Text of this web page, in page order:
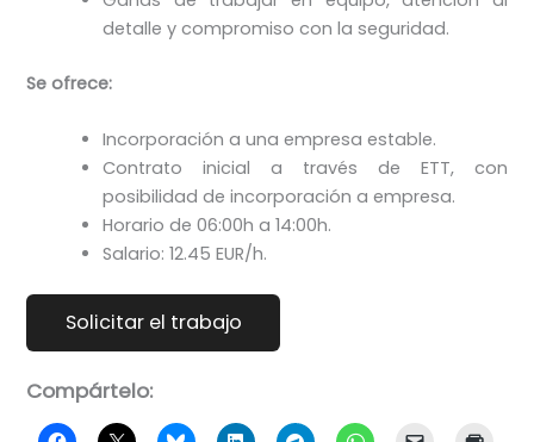
detalle y compromiso con la seguridad.
Se ofrece:
Incorporación a una empresa estable.
Contrato inicial a través de ETT, con
posibilidad de incorporación a empresa.
Horario de 06:00h a 14:00h.
Salario: 12.45 EUR/h.
Compártelo: